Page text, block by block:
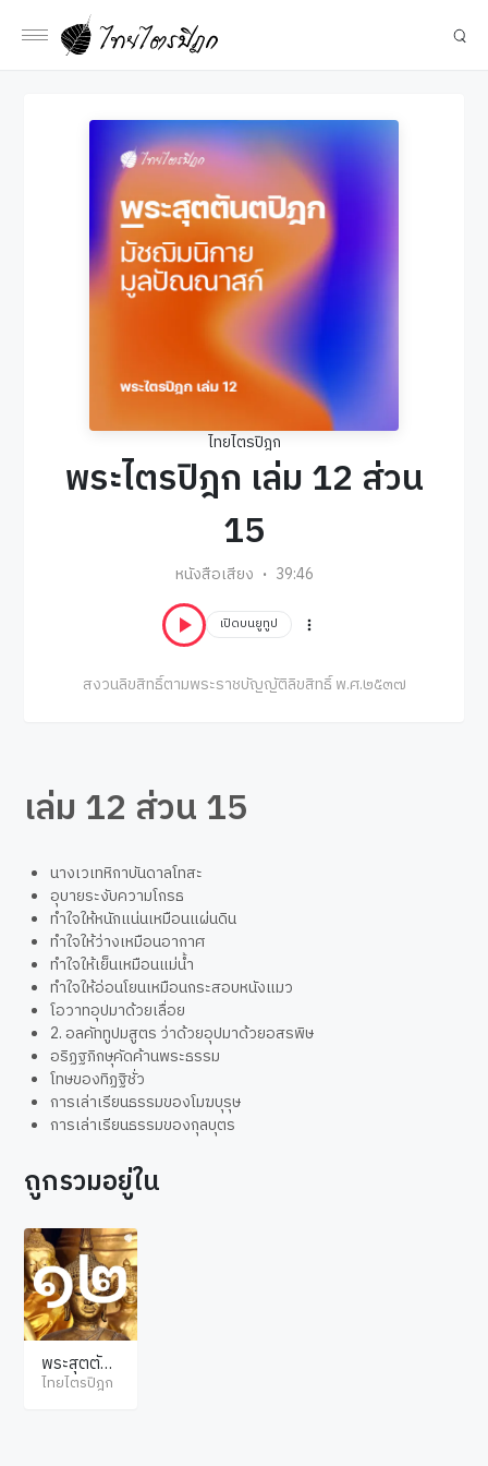
ไทยไตรปิฎก
พระไตรปิฎก เล่ม 12 ส่วน
15
หนังสือเสียง 39:46
เปิดบนยูทูป
สงวนลิขสิทธิ์ตามพระราชบัญญัติลิขสิทธิ์ พ.ศ.๒๕๓๗
เล่ม 12 ส่วน 15
นางเวเทหิกาบันดาลโทสะ
อุบายระงับความโกรธ
ทำใจให้หนักแน่นเหมือนแผ่นดิน
ทำใจให้ว่างเหมือนอากาศ
ทำใจให้เย็นเหมือนแม่น้ำ
ทำใจให้อ่อนโยนเหมือนกระสอบหนังแมว
โอวาทอุปมาด้วยเลื่อย
2. อลคัททูปมสูตร ว่าด้วยอุปมาด้วยอสรพิษ
อริฏฐภิกษุคัดค้านพระธรรม
โทษของทิฏฐิชั่ว
การเล่าเรียนธรรมของโมฆบุรุษ
การเล่าเรียนธรรมของกุลบุตร
ถูกรวมอยู่ใน
พระสุตตัน
ตปิฎก มัชฌิ
ไทยไตรปิฎก